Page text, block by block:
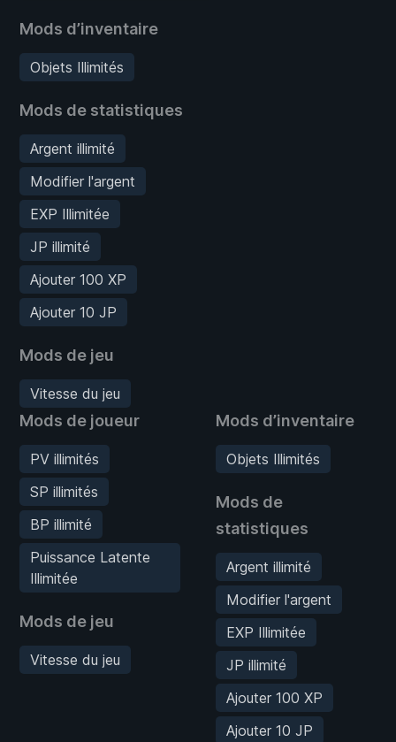
Mods d’inventaire
Objets Illimités
Mods de statistiques
Argent illimité
Modifier l'argent
EXP Illimitée
JP illimité
Ajouter 100 XP
Ajouter 10 JP
Mods de jeu
Vitesse du jeu
Mods de joueur
PV illimités
SP illimités
BP illimité
Puissance Latente
Illimitée
Mods de jeu
Vitesse du jeu
Mods d’inventaire
Objets Illimités
Mods de
statistiques
Argent illimité
Modifier l'argent
EXP Illimitée
JP illimité
Ajouter 100 XP
Ajouter 10 JP